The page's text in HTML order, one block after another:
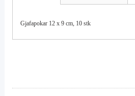
Gjafapokar 12 x 9 cm, 10 stk